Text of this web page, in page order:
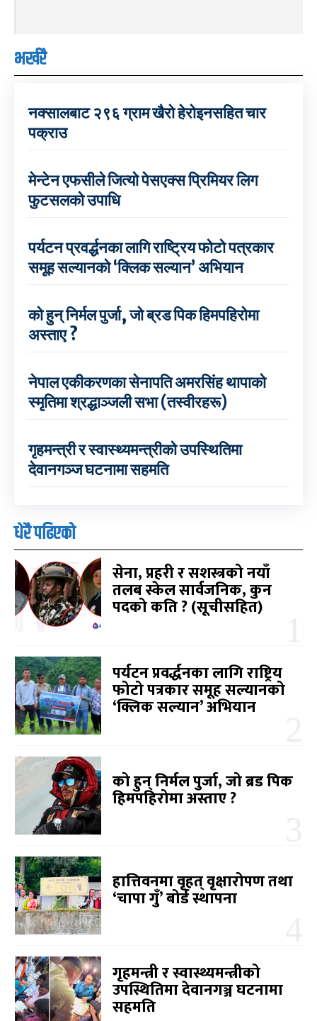
भर्खरै
नक्सालबाट २९६ ग्राम खैरो हेरोइनसहित चार
पक्राउ
मेन्टेन एफसीले जित्यो पेसएक्स प्रिमियर लिग
फुटसलको उपाधि
पर्यटन प्रवर्द्धनका लागि राष्ट्रिय फोटो पत्रकार
समूह सल्यानको ‘क्लिक सल्यान’ अभियान
को हुन् निर्मल पुर्जा, जो ब्रड पिक हिमपहिरोमा
अस्ताए ?
नेपाल एकीकरणका सेनापति अमरसिंह थापाको
स्मृतिमा श्रद्धाञ्जली सभा (तस्वीरहरू)
गृहमन्त्री र स्वास्थ्यमन्त्रीको उपस्थितिमा
देवानगञ्ज घटनामा सहमति
धेरै पढिएको
सेना, प्रहरी र सशस्त्रको नयाँ
तलब स्केल सार्वजनिक, कुन
पदको कति ? (सूचीसहित)
पर्यटन प्रवर्द्धनका लागि राष्ट्रिय
फोटो पत्रकार समूह सल्यानको
‘क्लिक सल्यान’ अभियान
को हुन् निर्मल पुर्जा, जो ब्रड पिक
हिमपहिरोमा अस्ताए ?
हात्तिवनमा वृहत् वृक्षारोपण तथा
‘चापा गुँ’ बोर्ड स्थापना
गृहमन्त्री र स्वास्थ्यमन्त्रीको
उपस्थितिमा देवानगञ्ज घटनामा
सहमति